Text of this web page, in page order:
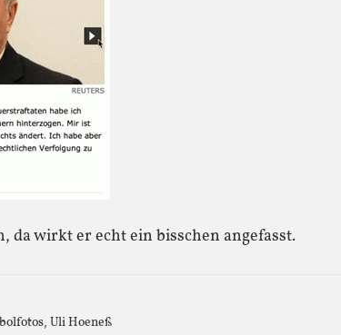
da wirkt er echt ein bisschen angefasst.
, Uli Hoeneß